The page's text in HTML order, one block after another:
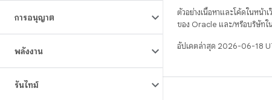
การอนุญาต
พลังงาน
รันไทม์
ตัวอย่างเนื้อหาและโค้ดในหน้
ของ Oracle และ/หรือบริษัทใ
อัปเดตล่าสุด 2026-06-18